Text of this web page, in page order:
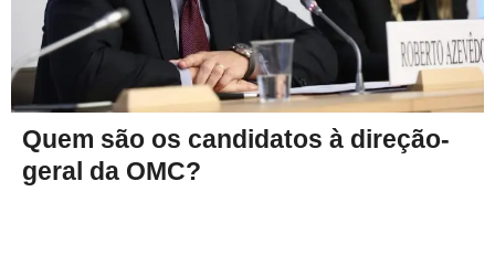
Quem são os candidatos à direção-
geral da OMC?